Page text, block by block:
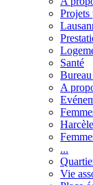
Projets
Santé
A
...
Vie